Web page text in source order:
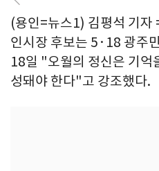
(용인=뉴스1) 김평석 기자
인시장 후보는 5·18 광주
18일 "오월의 정신은 기억
성돼야 한다"고 강조했다.